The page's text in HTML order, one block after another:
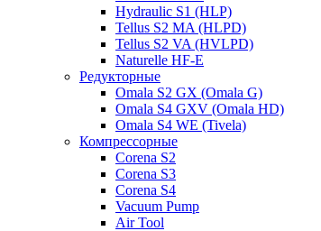
Hydraulic S1 (HLP)
Tellus S2 MA (HLPD)
Tellus S2 VA (HVLPD)
Naturelle HF-E
Редукторные
Omala S2 GX (Omala G)
Omala S4 GXV (Omala HD)
Omala S4 WE (Tivela)
Компрессорные
Corena S2
Corena S3
Corena S4
Vacuum Pump
Air Tool